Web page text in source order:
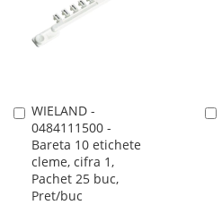
WIELAND -
0484111500 -
Bareta 10 etichete
cleme, cifra 1,
Pachet 25 buc,
Pret/buc
Adauga
în
cos